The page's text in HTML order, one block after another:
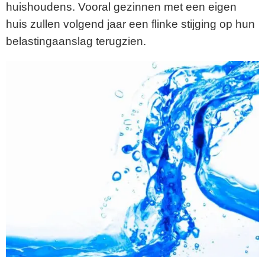
huishoudens. Vooral gezinnen met een eigen
huis zullen volgend jaar een flinke stijging op hun
belastingaanslag terugzien.